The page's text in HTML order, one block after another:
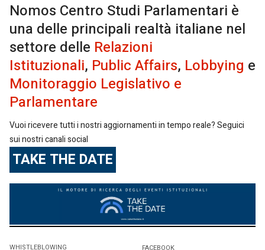
Nomos Centro Studi Parlamentari è
una delle principali realtà italiane nel
settore delle Relazioni
Istituzionali, Public Affairs, Lobbying e
Monitoraggio Legislativo e
Parlamentare
Vuoi ricevere tutti i nostri aggiornamenti in tempo reale? Seguici
sui nostri canali social
TAKE THE DATE
WHISTLEBLOWING
FACEBOOK